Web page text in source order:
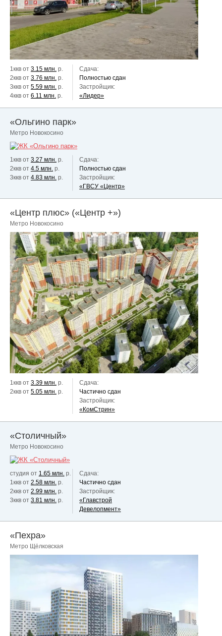
1ккв от 3.15 млн. р.
2ккв от 3.76 млн. р.
3ккв от 5.59 млн. р.
4ккв от 6.11 млн. р.
Сдача:
Полностью сдан
Застройщик:
«Лидер»
«Ольгино парк»
Метро Новокосино
1ккв от 3.27 млн. р.
2ккв от 4.5 млн. р.
3ккв от 4.83 млн. р.
Сдача:
Полностью сдан
Застройщик:
«ГВСУ «Центр»
«Центр плюс» («Центр +»)
Метро Новокосино
1ккв от 3.39 млн. р.
2ккв от 5.05 млн. р.
Сдача:
Частично сдан
Застройщик:
«КомСтрин»
«Столичный»
Метро Новокосино
студия от 1.65 млн. р.
1ккв от 2.58 млн. р.
2ккв от 2.99 млн. р.
3ккв от 3.81 млн. р.
Сдача:
Частично сдан
Застройщик:
«Главстрой
Девелопмент»
«Пехра»
Метро Щёлковская